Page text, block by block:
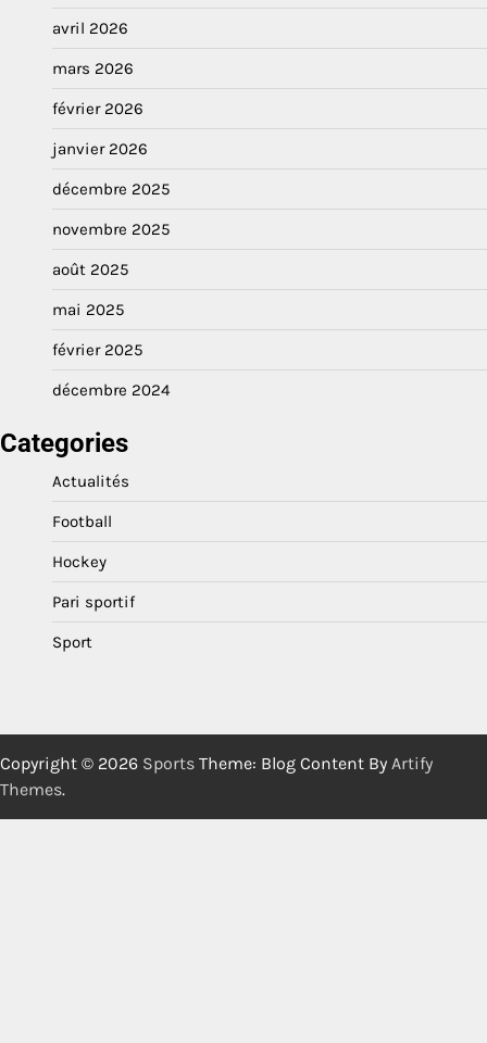
avril 2026
mars 2026
février 2026
janvier 2026
décembre 2025
novembre 2025
août 2025
mai 2025
février 2025
décembre 2024
Categories
Actualités
Football
Hockey
Pari sportif
Sport
Copyright © 2026 Sports Theme: Blog Content By Artify
Themes.